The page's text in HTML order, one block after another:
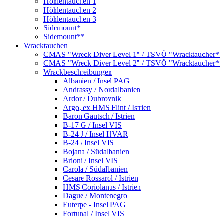
Höhlentauchen 2
Höhlentauchen 3
Sidemount*
Sidemount**
Wracktauchen
CMAS "Wreck Diver Level 1" / TSVÖ
CMAS "Wreck Diver Level 2" / TSVÖ
Wrackbeschreibungen
Albanien / Insel PAG
Andrassy / Nordalbanien
Ardor / Dubrovnik
Argo, ex HMS Flint / Istrien
Baron Gautsch / Istrien
B-17 G / Insel VIS
B-24 J / Insel HVAR
B-24 / Insel VIS
Bojana / Südalbanien
Brioni / Insel VIS
Carola / Südalbanien
Cesare Rossarol / Istrien
HMS Coriolanus / Istrien
Dague / Montenegro
Euterpe - Insel PAG
Fortunal / Insel VIS